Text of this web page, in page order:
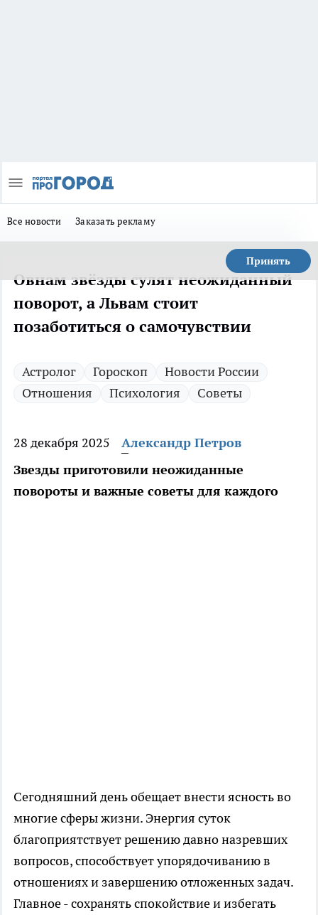
Все новости Заказать рекламу
Принять
Овнам звёзды сулят неожиданный
поворот, а Львам стоит
позаботиться о самочувствии
Астролог Гороскоп
Новости России
Отношения
Психология Советы
28 декабря 2025
Александр Петров
Звезды приготовили неожиданные
повороты и важные советы для каждого
Сегодняшний день обещает внести ясность во
многие сферы жизни. Энергия суток
благоприятствует решению давно назревших
вопросов, способствует упорядочиванию в
отношениях и завершению отложенных задач.
Главное - сохранять спокойствие и избегать